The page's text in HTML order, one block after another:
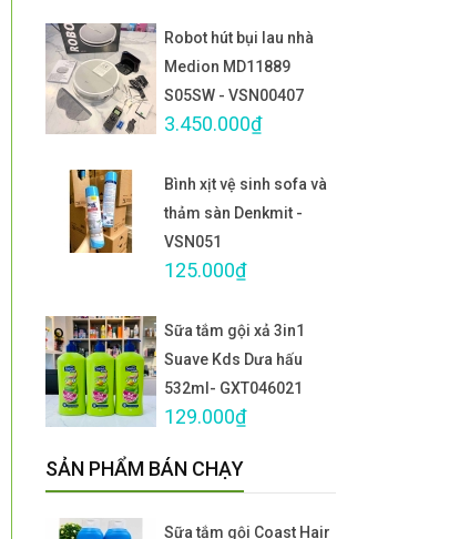
Robot hút bụi lau nhà
Medion MD11889
S05SW - VSN00407
3.450.000₫
Bình xịt vệ sinh sofa và
thảm sàn Denkmit -
VSN051
125.000₫
Sữa tắm gội xả 3in1
Suave Kds Dưa hấu
532ml- GXT046021
129.000₫
SẢN PHẨM BÁN CHẠY
Sữa tắm gội Coast Hair